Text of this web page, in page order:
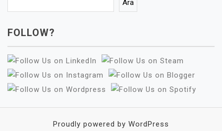
Ara
FOLLOW?
Proudly powered by WordPress